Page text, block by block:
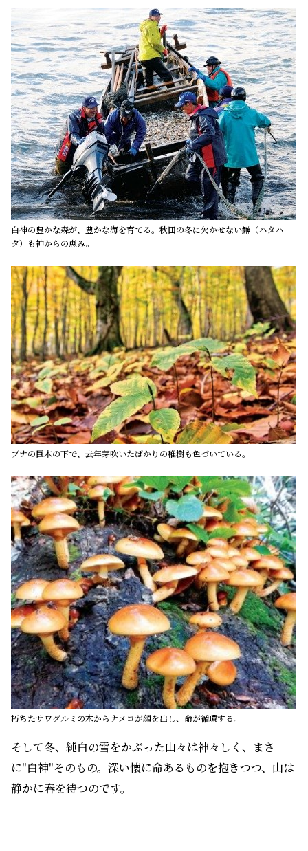
白神の豊かな森が、豊かな海を育てる。秋田の冬に欠かせない鰰（ハタハ
タ）も神からの恵み。
ブナの巨木の下で、去年芽吹いたばかりの稚樹も色づいている。
朽ちたサワグルミの木からナメコが顔を出し、命が循環する。
そして冬、純白の雪をかぶった山々は神々しく、まさ
に"白神"そのもの。深い懐に命あるものを抱きつつ、山は
静かに春を待つのです。